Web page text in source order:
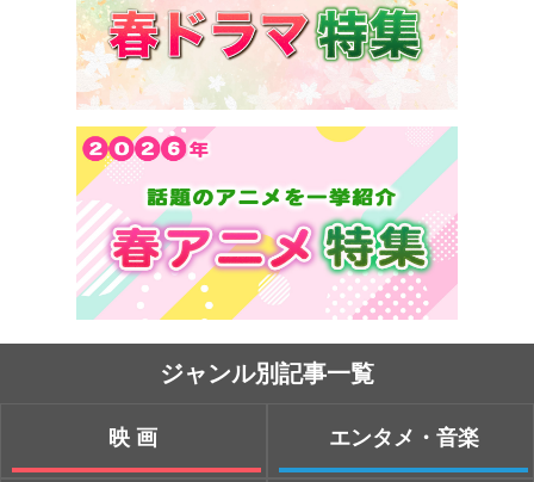
ジャンル別記事一覧
映画 エンタメ・音楽